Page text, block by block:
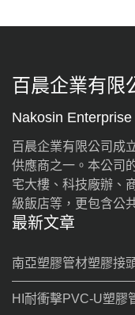
百晨企業有限
Nakosin Enterprise
百晨企業有限公司成
供應商之一。本公司
宅大樓、科技廠辦、
級飯店等，更包含公
最新文章
南亞塑膠管材塑膠接
HI耐衝擊PVC-U塑膠